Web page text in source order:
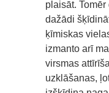
plaisāt.
dažādi
ķīmiskas
izmanto arī
virsmas
uzklāšanas,